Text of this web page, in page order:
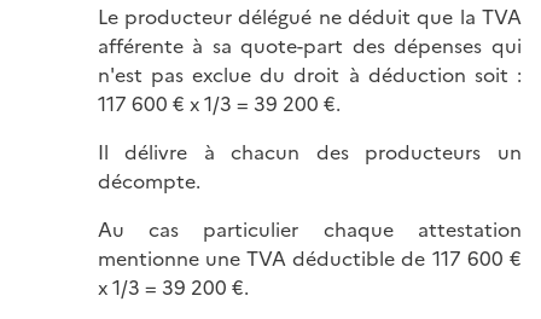
Le producteur délégué ne déduit que la TVA
afférente à sa quote-part des dépenses qui
n'est pas exclue du droit à déduction soit :
117 600 € x 1/3 = 39 200 €.
Il délivre à chacun des producteurs un
décompte.
Au cas particulier chaque attestation
mentionne une TVA déductible de 117 600 €
x 1/3 = 39 200 €.